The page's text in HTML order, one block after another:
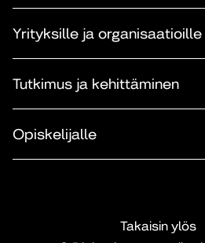
Yrityksille ja organisaatioille
Tutkimus ja kehittäminen
Opiskelijalle
Takaisin ylös